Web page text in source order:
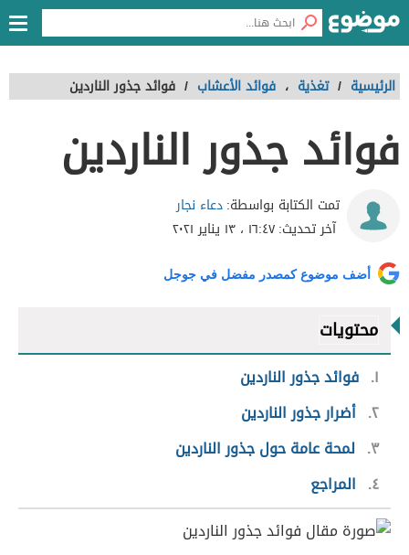
الرئيسية / تغذية ، فوائد الأعشاب / فوائد جذور الناردين
فوائد جذور الناردين
تمت الكتابة بواسطة:دعاء نجار
آخر تحديث:١٦:٤٧ ، ١٣ يناير ٢٠٢١
أضف موضوع كمصدر مفضل في جوجل
محتويات
١ فوائد جذور الناردين
٢ أضرار جذور الناردين
٣ لمحة عامة حول جذور الناردين
٤
المراجع